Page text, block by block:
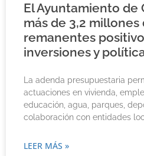
El Ayuntamiento de
más de 3,2 millones
remanentes
inversiones y
La adenda presupuestaria
actuaciones en vivienda,
educación, agua, parques,
colaboración con entidades
LEER MÁS »